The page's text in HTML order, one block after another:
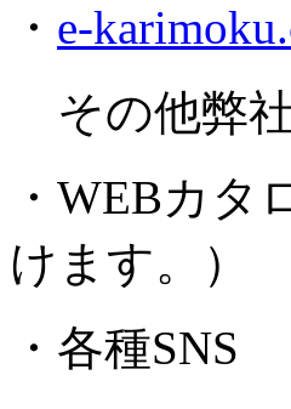
・ e-
その他弊
・WEBカタ
けます。）
・各種SNS